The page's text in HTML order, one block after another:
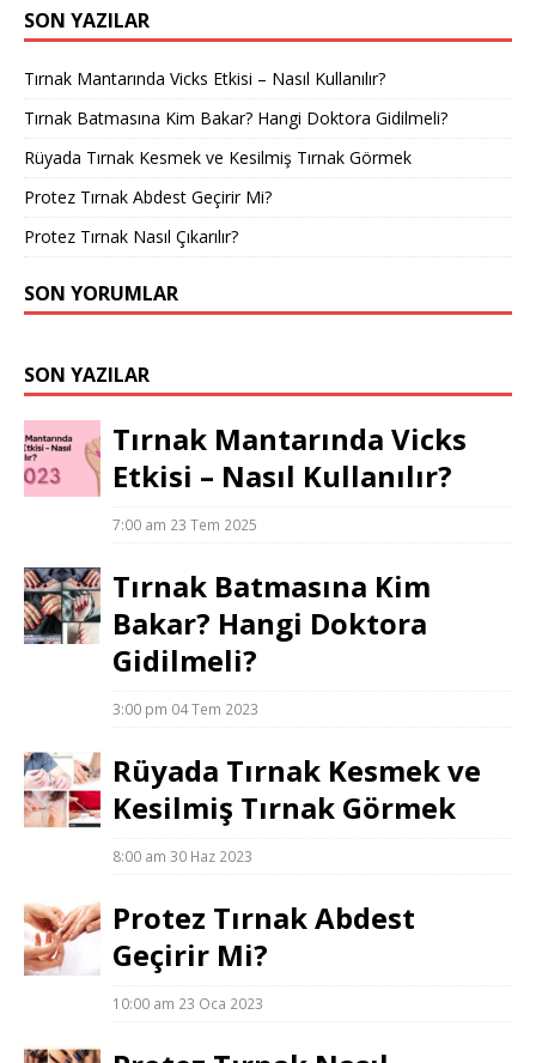
SON YAZILAR
Tırnak Mantarında Vicks Etkisi – Nasıl Kullanılır?
Tırnak Batmasına Kim Bakar? Hangi Doktora Gidilmeli?
Rüyada Tırnak Kesmek ve Kesilmiş Tırnak Görmek
Protez Tırnak Abdest Geçirir Mi?
Protez Tırnak Nasıl Çıkarılır?
SON YORUMLAR
SON YAZILAR
Tırnak Mantarında Vicks
Etkisi – Nasıl Kullanılır?
7:00 am 23 Tem 2025
Tırnak Batmasına Kim
Bakar? Hangi Doktora
Gidilmeli?
3:00 pm 04 Tem 2023
Rüyada Tırnak Kesmek ve
Kesilmiş Tırnak Görmek
8:00 am 30 Haz 2023
Protez Tırnak Abdest
Geçirir Mi?
10:00 am 23 Oca 2023